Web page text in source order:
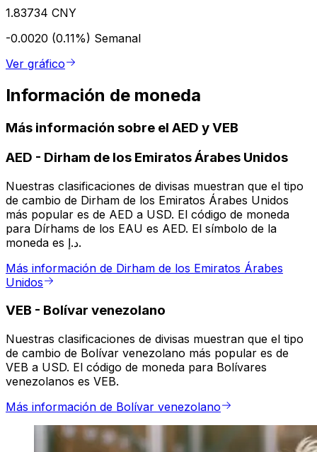
1.83734 CNY
-0.0020 (0.11%) Semanal
Ver gráfico
Información de moneda
Más información sobre el AED y VEB
AED - Dirham de los Emiratos Árabes Unidos
Nuestras clasificaciones de divisas muestran que el tipo
de cambio de Dirham de los Emiratos Árabes Unidos
más popular es de AED a USD. El código de moneda
para Dírhams de los EAU es AED. El símbolo de la
moneda es د.إ.
Más información de Dirham de los Emiratos Árabes
Unidos
VEB - Bolívar venezolano
Nuestras clasificaciones de divisas muestran que el tipo
de cambio de Bolívar venezolano más popular es de
VEB a USD. El código de moneda para Bolívares
venezolanos es VEB.
Más información de Bolívar venezolano